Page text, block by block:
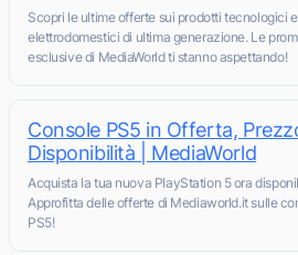
Scopri le ultime offerte sui prodotti tecnologici
elettrodomestici di ultima generazione. Le
esclusive di MediaWorld ti stanno aspettando!
Console PS5 in Offerta,
Disponibilità | MediaWorld
Acquista la tua nuova PlayStation 5 ora
Approfitta delle offerte di Mediaworld.it sulle
PS5!